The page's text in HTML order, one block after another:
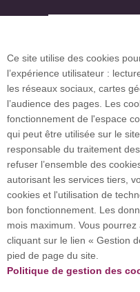
Plan du site
Accueil
L’Université Paris-
européenne
européens et
Ce site utilise des cookies
l’expérience utilisateur :
les réseaux sociaux, cartes
l’audience des pages. Les
fonctionnement de l'espace
qui peut être utilisée sur le
responsable du traitement
refuser l’ensemble des
autorisant les services tiers,
cookies et l'utilisation de
bon fonctionnement. Les
mois maximum. Vous
cliquant sur le lien « Gestion
pied de page du site.
Politique de gestion des